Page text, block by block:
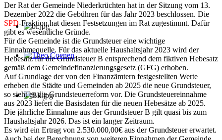
Theo Coenen
Der Rat der Gemeinde Niederkrüchten hat in der Sitzung vom 13.
Dezember 2022 die Gebühren für das Jahr 2023 beschlossen. Die
SPD-Fraktion hat diesen Festsetzungen im Rat zugestimmt. Dafür
gibt es wesentliche Gründe.
Für die Gemeinde ist die Grundsteuer eine wichtige
Einnahmequelle. Für das aktuelle Haushaltsjahr 2023 wird der
Hebesatz für die Grundsteuer B entsprechend dem fiktiven Hebesatz
gemäß dem Gemeindefinanzierungsgesetz (GFG) erhoben.
Auf Grundlage der von den Finanzämtern festgestellten Werte
erheben die Städte und Gemeinden ab 2025 die neue Grundsteuer,
so sieht es die Grundsteuerreform vor. Die Grundsteuereinnahme
aus 2023 liefert die Basisdaten für die neuen Hebesätze ab 2025.
Die jährliche Einnahme aus der Grundsteuer B gilt quasi bis zum
Haushaltsjahr 2026. Das ist ein langer Zeitraum.
Es wird ein Ertrag von 2.530.000,00€ aus der Grundsteuer erwartet.